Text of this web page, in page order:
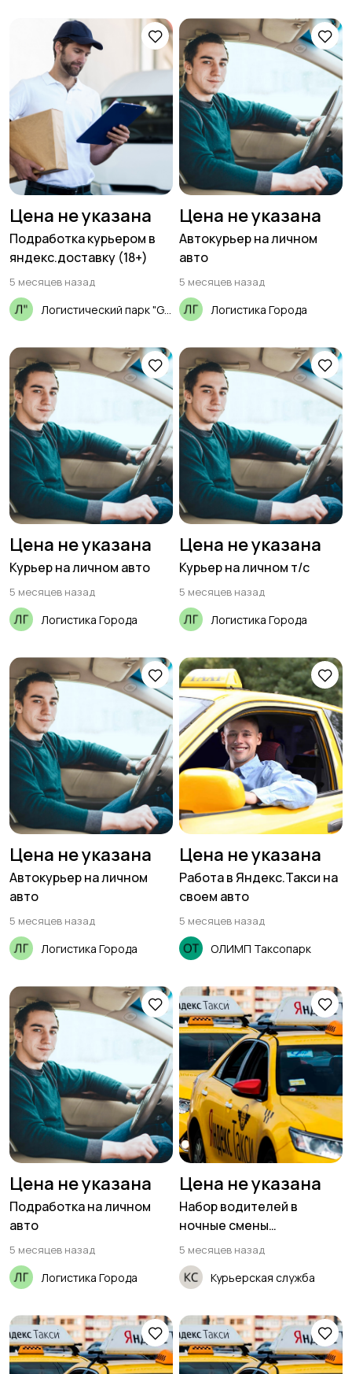
Сельское хозяйство Спорт и красота
Страхование
Строительство и
ремонт
Туризм и гостиницы
Управление
недвижимостью
персоналом
Юриспруденция
Цена не указана
Подработка курьером в
яндекс.доставку (18+)
5 месяцев назад
Цена не указана
Автокурьер на личном
авто
5 месяцев назад
Логистика Города
Цена не указана
Курьер на личном авто
5 месяцев назад
Логистика Города
Цена не указана
Курьер на личном т/с
5 месяцев назад
Логистика Города
Цена не указана
Автокурьер на личном
авто
5 месяцев назад
Логистика Города
Цена не указана
Работа в Яндекс.Такси на
своем авто
5 месяцев назад
ОЛИМП Таксопарк
Цена не указана
Подработка на личном
авто
5 месяцев назад
Логистика Города
Цена не указана
Набор водителей в
ночные смены
(приглашаем женщин)
5 месяцев назад
Курьерская служба